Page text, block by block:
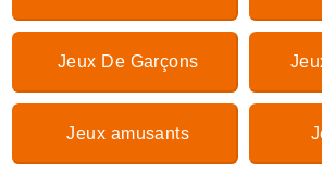
Jeux De Garçons
Jeux amusants